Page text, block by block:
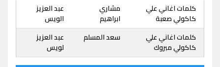
كلمات اغاني علي
كاكولي صعبة
مشاري
ابراهيم
عبد العزيز
الويس
كلمات اغاني علي
كاكولي مبروك
سعد المسلم
عبد العزيز
لويس